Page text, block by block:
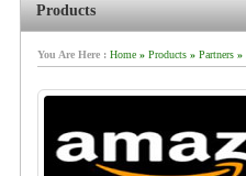
Products
You Are Here : Home» Products» Partners»